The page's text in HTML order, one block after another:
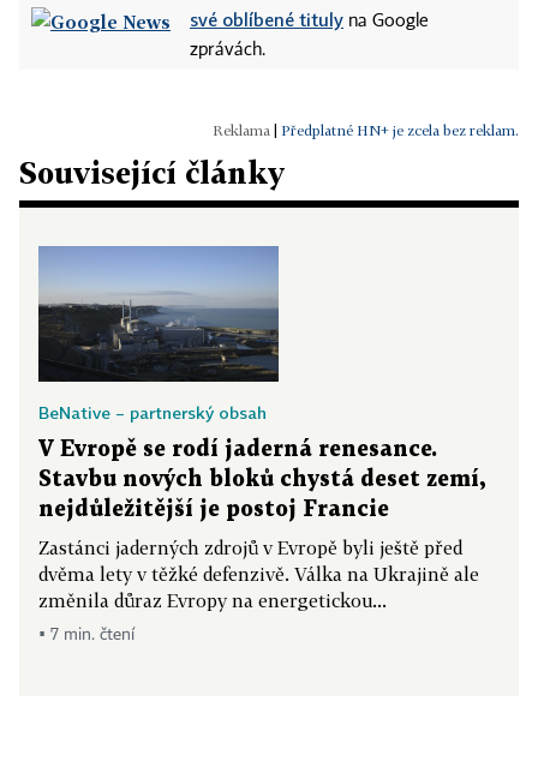
své oblíbené tituly na Google
zprávách.
Předplatné HN+ je zcela bez reklam.
Související články
BeNative – partnerský obsah
V Evropě se rodí jaderná renesance.
Stavbu nových bloků chystá deset zemí,
nejdůležitější je postoj Francie
Zastánci jaderných zdrojů v Evropě byli ještě před
dvěma lety v těžké defenzivě. Válka na Ukrajině ale
změnila důraz Evropy na energetickou...
▪ 7 min. čtení